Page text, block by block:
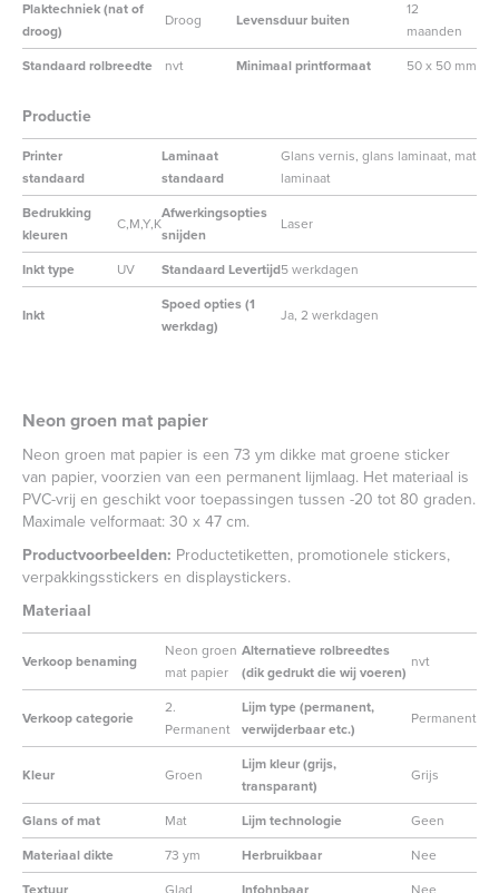
Plaktechniek (nat of
droog)
Droog Levensduur buiten
12
maanden
Standaard rolbreedte
nvt Minimaal printformaat 50 x 50 mm
Productie
Printer
standaard
Laminaat
standaard
Glans vernis, glans laminaat, mat
laminaat
Bedrukking
kleuren
C,M,Y,K
Afwerkingsopties
snijden
Laser
Inkt type UV Standaard Levertijd5 werkdagen
Inkt
Spoed opties (1
werkdag)
Ja, 2 werkdagen
Neon groen mat papier
Neon groen mat papier is een 73 ym dikke mat groene sticker
van papier, voorzien van een permanent lijmlaag. Het materiaal is
PVC-vrij en geschikt voor toepassingen tussen -20 tot 80 graden.
Maximale velformaat: 30 x 47 cm.
Productvoorbeelden: Productetiketten, promotionele stickers,
verpakkingsstickers en displaystickers.
Materiaal
Verkoop benaming
Neon groen
mat papier
Alternatieve rolbreedtes
(dik gedrukt die wij voeren)
nvt
Verkoop categorie
2.
Permanent
Lijm type (permanent,
verwijderbaar etc.)
Permanent
Kleur Groen
Lijm kleur (grijs,
transparant)
Grijs
Glans of mat Mat Lijm technologie
Geen
Materiaal dikte
73 ym Herbruikbaar
Nee
Textuur
Glad Infohnbaar
Nee